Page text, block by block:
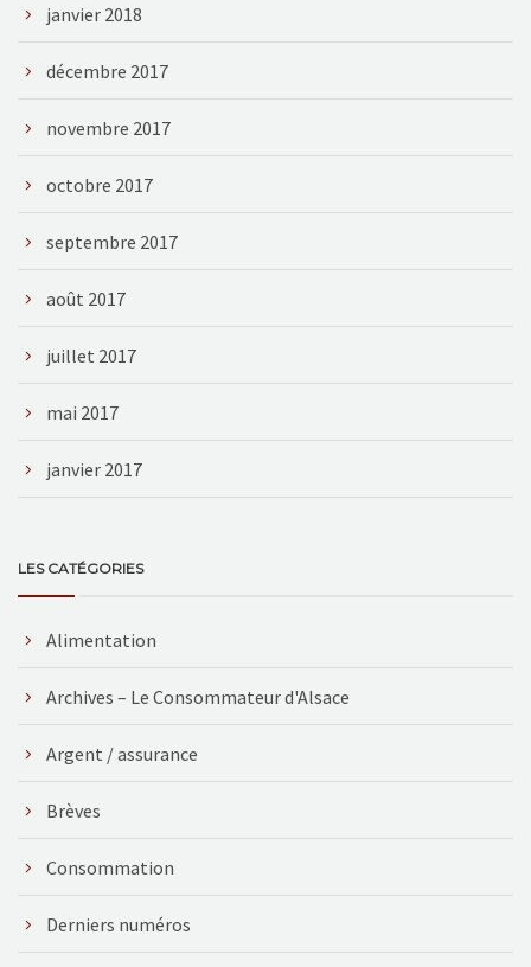
janvier 2018
décembre 2017
novembre 2017
octobre 2017
septembre 2017
août 2017
juillet 2017
mai 2017
janvier 2017
LES CATÉGORIES
Alimentation
Archives – Le Consommateur d'Alsace
Argent / assurance
Brèves
Consommation
Derniers numéros